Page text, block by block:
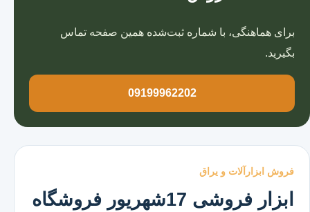
فروش ابزارآلات و یراق
ابزار فروشی 17شهریور فروشگاه
برای هماهنگی، با شماره ثبت‌شده همین صفحه تماس
بگیرید.
09199962202